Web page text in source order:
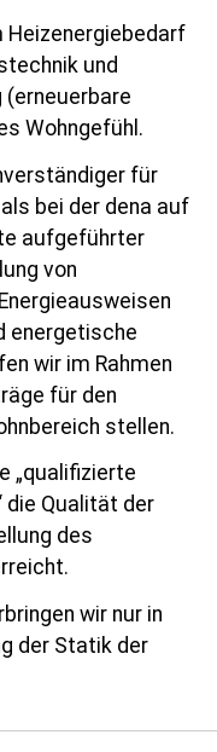
Heizenergiebedarf
und
Wohngefühl.
für
bei der dena auf
aufgeführter
von
energetische
wir im Rahmen
für den
stellen.
„qualifizierte
die Qualität der
des
wir nur in
der Statik der